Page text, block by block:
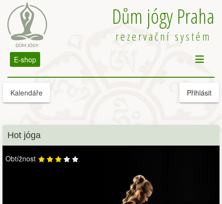
Dům jógy Praha
rezervační systém
E-shop
Kalendáře Přihlásit
Hot jóga
Obtížnost